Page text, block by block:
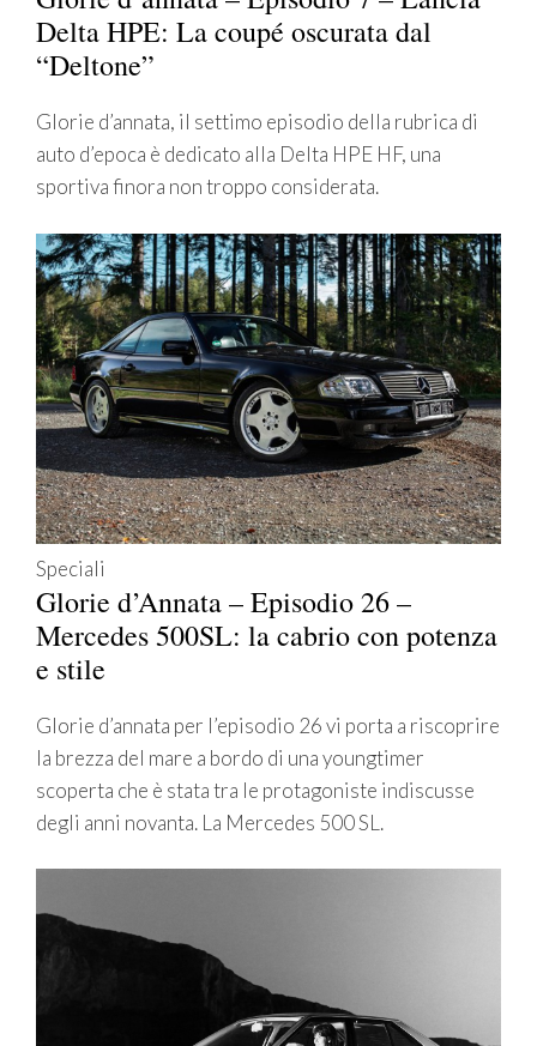
Delta HPE: La coupé oscurata dal
“Deltone”
Glorie d’annata, il settimo episodio della rubrica di
auto d’epoca è dedicato alla Delta HPE HF, una
sportiva finora non troppo considerata.
Speciali
Glorie d’Annata – Episodio 26 –
Mercedes 500SL: la cabrio con potenza
e stile
Glorie d’annata per l’episodio 26 vi porta a riscoprire
la brezza del mare a bordo di una youngtimer
scoperta che è stata tra le protagoniste indiscusse
degli anni novanta. La Mercedes 500 SL.